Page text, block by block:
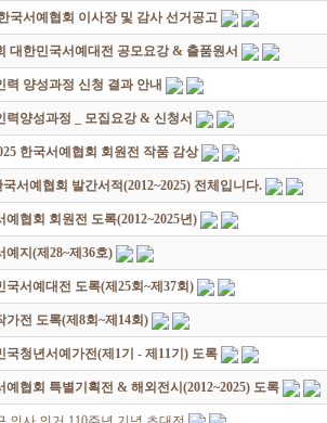
국서예협회 이사장 및 감사 선거공고
대한민국서예대전 공모요강 & 출품원서
력 양성과정 신청 결과 안내
력양성과정 _ 모집요강 & 신청서
한국서예협회 회원전 작품 감상
국서예협회 발간서적(2012~2025) 전체입니다.
예협회 회원전 도록(2012~2025년)
예지(제28~제36호)
국서예대전 도록(제25회~제37회)
가전 도록(제8회~제14회)
국청년서예가전(제1기 - 제11기) 도록
예협회 특별기획전 & 해외전시(2012~2025) 도록